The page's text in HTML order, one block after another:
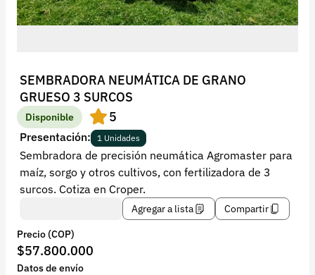
SEMBRADORA NEUMÁTICA DE GRANO
GRUESO 3 SURCOS
Disponible 5
Presentación: 1 Unidades
Sembradora de precisión neumática Agromaster para
maíz, sorgo y otros cultivos, con fertilizadora de 3
surcos. Cotiza en Croper.
Agregar a lista
Compartir
Precio (COP)
$57.800.000
Datos de envío
Iniciar sesión
Recuperar contraseña
Contacto
Soporte
+57 323 2931928
contacto@croper.com
© 2026 Croper.com Todos los derechos reservados
Versión 5.45.0
Síguenos